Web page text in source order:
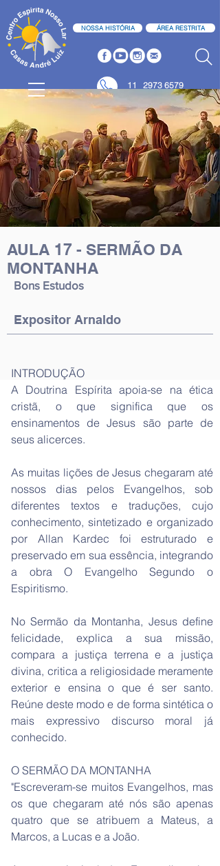
NOSSA HISTÓRIA ÁREA RESTRITA
11 2973 6579
11 2973 6580
AULA 17 - SERMÃO DA
MONTANHA
Bons Estudos
Expositor Arnaldo
INTRODUÇÃO
A Doutrina Espírita apoia-se na ética
cristã, o que significa que os
ensinamentos de Jesus são parte de
seus alicerces.
As muitas lições de Jesus chegaram até
nossos dias pelos Evangelhos, sob
diferentes textos e traduções, cujo
conhecimento, sintetizado e organizado
por Allan Kardec foi estruturado e
preservado em sua essência, integrando
a obra O Evangelho Segundo o
Espiritismo.
No Sermão da Montanha, Jesus define
felicidade, explica a sua missão,
compara a justiça terrena e a justiça
divina, critica a religiosidade meramente
exterior e ensina o que é ser santo.
Reúne deste modo e de forma sintética o
mais expressivo discurso moral já
conhecido.
O SERMÃO DA MONTANHA
"Escreveram-se muitos Evangelhos, mas
os que chegaram até nós são apenas
quatro que se atribuem a Mateus, a
Marcos, a Lucas e a João.